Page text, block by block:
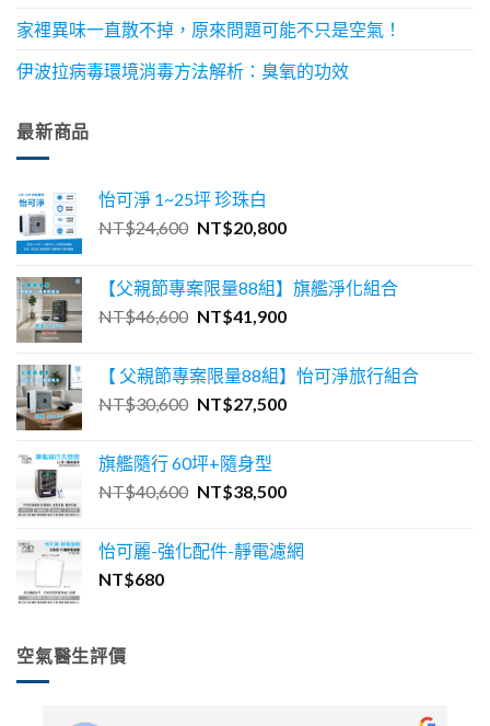
家裡異味一直散不掉，原來問題可能不只是空氣！
伊波拉病毒環境消毒方法解析：臭氧的功效
最新商品
怡可淨 1~25坪 珍珠白
NT$24,600 原
格：
NT$24,600。
NT$20,800目
格：
NT$20,800。
【父親節專案限量88組】旗艦淨化組合
NT$46,600 原
格：
NT$46,600。
NT$41,900目
格：
NT$41,900。
【 父親節專案限量88組】怡可淨旅行組合
NT$30,600 原
格：
NT$30,600。
NT$27,500目
NT$27,500。
旗艦隨行 60坪+隨身型
NT$40,600 原
格：
NT$38,500目
格：
怡可麗-強化配件-靜電濾網
NT$680
空氣醫生評價